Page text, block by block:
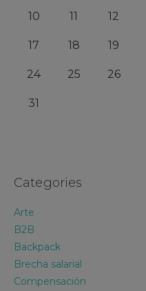
10 11 12
17 18 19
24 25 26
31
Categories
Arte
B2B
Backpack
Brecha salarial
Compensación